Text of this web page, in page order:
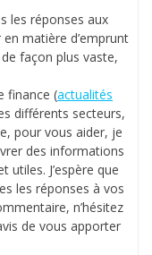
les réponses aux
matière d’emprunt
façon plus vaste,
finance (actualités
différents secteurs,
pour vous aider, je
des informations
utiles. J’espère que
les réponses à vos
n’hésitez
de vous apporter